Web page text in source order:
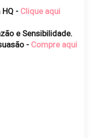
- Clique aqui
e Sensibilidade.
- Compre aqui